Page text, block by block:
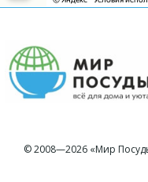
© 2008—2026 «Мир